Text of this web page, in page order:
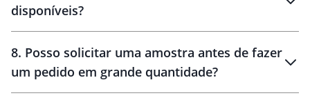
10 dias
brinde
48 horas
disponíveis?
8. Posso solicitar uma amostra antes de fazer
um pedido em grande quantidade?